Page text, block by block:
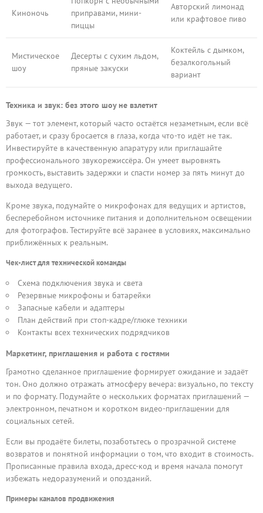
Киноночь
приправами, мини-
пиццы
Авторский лимонад
или крафтовое пиво
Мистическое
шоу
Десерты с сухим льдом,
пряные закуски
Коктейль с дымком,
безалкогольный
вариант
Техника и звук: без этого шоу не взлетит
Звук — тот элемент, который часто остаётся незаметным, если всё
работает, и сразу бросается в глаза, когда что-то идёт не так.
Инвестируйте в качественную апаратуру или приглашайте
профессионального звукорежиссёра. Он умеет выровнять
громкость, выставить задержки и спасти номер за пять минут до
выхода ведущего.
Кроме звука, подумайте о микрофонах для ведущих и артистов,
бесперебойном источнике питания и дополнительном освещении
для фотографов. Тестируйте всё заранее в условиях, максимально
приближённых к реальным.
Чек-лист для технической команды
Схема подключения звука и света
Резервные микрофоны и батарейки
Запасные кабели и адаптеры
План действий при стоп-кадре/глюке техники
Контакты всех технических подрядчиков
Маркетинг, приглашения и работа с гостями
Грамотно сделанное приглашение формирует ожидание и задаёт
тон. Оно должно отражать атмосферу вечера: визуально, по тексту
и по формату. Подумайте о нескольких форматах приглашений —
электронном, печатном и коротком видео-приглашении для
социальных сетей.
Если вы продаёте билеты, позаботьтесь о прозрачной системе
возвратов и понятной информации о том, что входит в стоимость.
Прописанные правила входа, дресс-код и время начала помогут
избежать недоразумений и опозданий.
Примеры каналов продвижения